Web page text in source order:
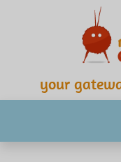
your